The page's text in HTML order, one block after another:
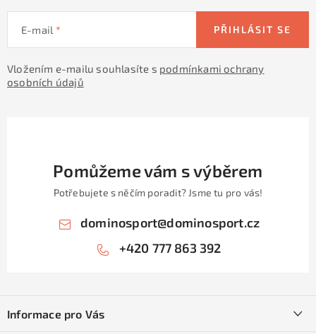
E-mail
Vložením e-mailu souhlasíte s podmínkami ochrany
osobních údajů
PŘIHLÁSIT SE
Pomůžeme vám s výběrem
Potřebujete s něčím poradit? Jsme tu pro vás!
dominosport@dominosport.cz
+420 777 863 392
pInformace pro Vás